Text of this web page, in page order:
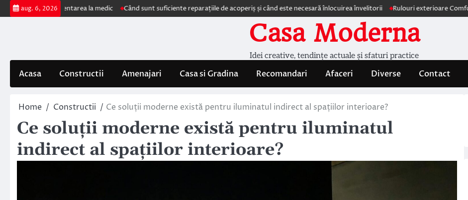
Skip
to
aug. 6, 2026
prezentarea la medic Când sunt suficiente reparațiile de acoperiș și când este necesară înlocuirea învelitorii Rulouri exterioare Comfortex
Casa Moderna
Idei creative, tendințe actuale și sfaturi practice
Acasa Constructii Amenajari Casa si Gradina Recomandari Afaceri Diverse Contact
Home Constructii Ce soluții moderne există pentru iluminatul indirect al spațiilor interioare?
Ce soluții moderne există pentru iluminatul
indirect al spațiilor interioare?